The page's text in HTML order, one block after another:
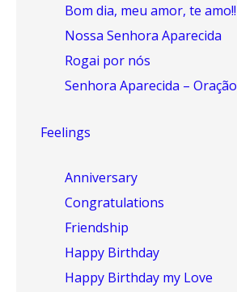
Bom dia, meu amor, te amo!!
Nossa Senhora Aparecida
Rogai por nós
Senhora Aparecida – Oração
Feelings
Anniversary
Congratulations
Friendship
Happy Birthday
Happy Birthday my Love